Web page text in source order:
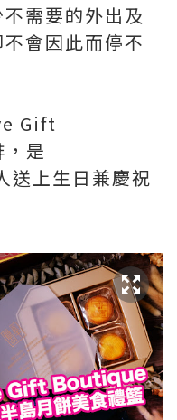
需要的外出及
會因此而停不
Gift
是
送上生日兼慶祝